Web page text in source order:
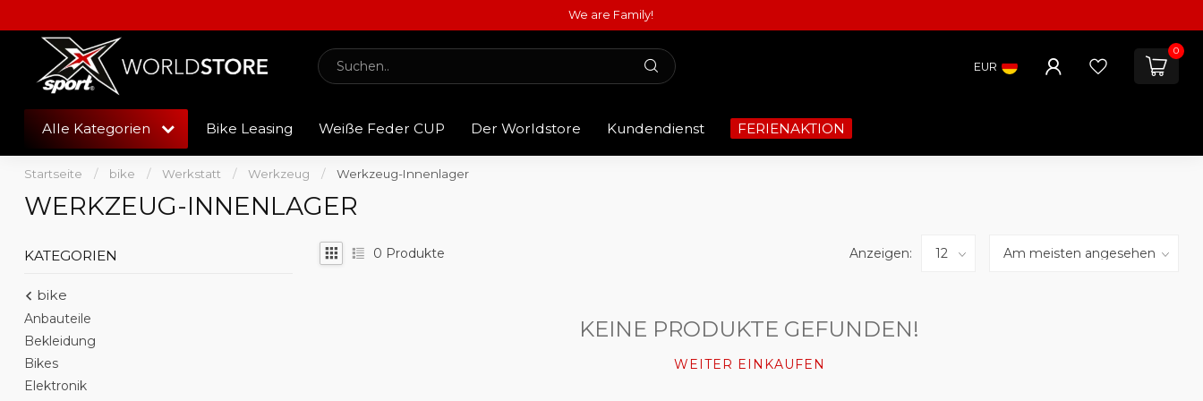
We are Family!
EUR
0
Alle Kategorien Bike Leasing Weiße Feder CUP Der Worldstore Kundendienst FERIENAKTION
Startseite / bike / Werkstatt / Werkzeug / Werkzeug-Innenlager
WERKZEUG-INNENLAGER
KATEGORIEN
bike
Anbauteile
Bekleidung
Bikes
Elektronik
0 Produkte Anzeigen:
KEINE PRODUKTE GEFUNDEN!
WEITER EINKAUFEN